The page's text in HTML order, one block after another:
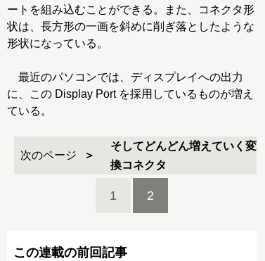
ートを組み込むことができる。また、コネクタ形
状は、長方形の一画を斜めに削ぎ落としたような
形状になっている。
最近のパソコンでは、ディスプレイへの出力
に、この Display Port を採用しているものが増え
ている。
次のページ
そしてどんどん増えていく変
換コネクタ
1 2
この連載の前回記事